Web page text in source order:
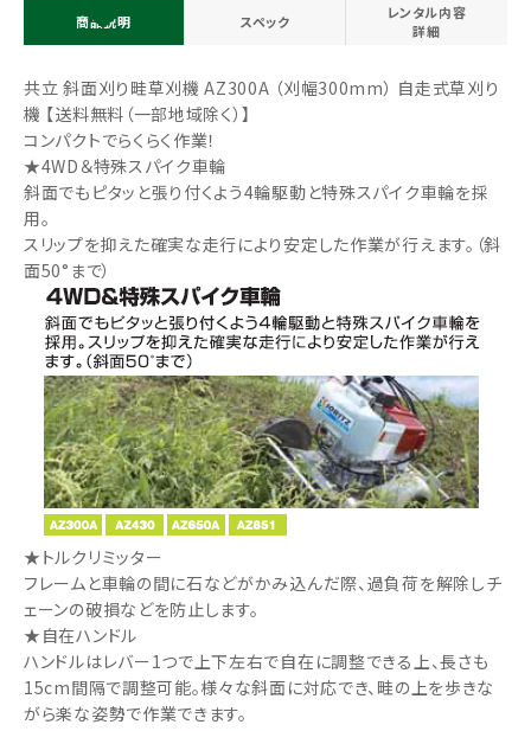
商品説明 スペック
レンタル内容
詳細
共立 斜面刈り畦草刈機 AZ300A （刈幅300mm） 自走式草刈り
機 【送料無料（一部地域除く）】
コンパクトでらくらく作業！
★4WD＆特殊スパイク車輪
斜面でもピタッと張り付くよう4輪駆動と特殊スパイク車輪を採
用。
スリップを抑えた確実な走行により安定した作業が行えます。（斜
面50°まで）
★トルクリミッター
フレームと車輪の間に石などがかみ込んだ際、過負荷を解除しチ
ェーンの破損などを防止します。
★自在ハンドル
ハンドルはレバー1つで上下左右で自在に調整できる上、長さも
15cm間隔で調整可能。様々な斜面に対応でき、畦の上を歩きな
がら楽な姿勢で作業できます。